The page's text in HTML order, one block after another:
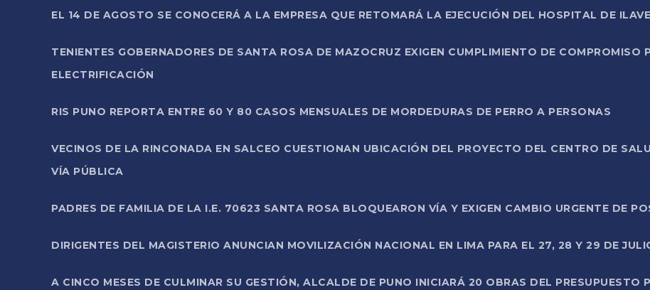
EL 14 DE AGOSTO SE CONOCERÁ A LA EMPRESA QUE RETOMARÁ LA EJECUCIÓN DEL HOSPITAL DE ILAVE
TENIENTES GOBERNADORES DE SANTA ROSA DE MAZOCRUZ EXIGEN CUMPLIMIENTO DE COMPROMISO
ELECTRIFICACIÓN
RIS PUNO REPORTA ENTRE 60 Y 80 CASOS MENSUALES DE MORDEDURAS DE PERRO A PERSONAS
VECINOS DE LA RINCONADA EN SALCEO CUESTIONAN UBICACIÓN DEL PROYECTO DEL CENTRO DE
VÍA PÚBLICA
PADRES DE FAMILIA DE LA I.E. 70623 SANTA ROSA BLOQUEARON VÍA Y EXIGEN CAMBIO URGENTE DE
DIRIGENTES DEL MAGISTERIO ANUNCIAN MOVILIZACIÓN NACIONAL EN LIMA PARA EL 27, 28 Y 29 DE
A CINCO MESES DE CULMINAR SU GESTIÓN, ALCALDE DE PUNO INICIARÁ 20 OBRAS DEL PRESUPUESTO